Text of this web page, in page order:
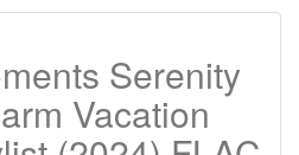
Serenity
Vacation